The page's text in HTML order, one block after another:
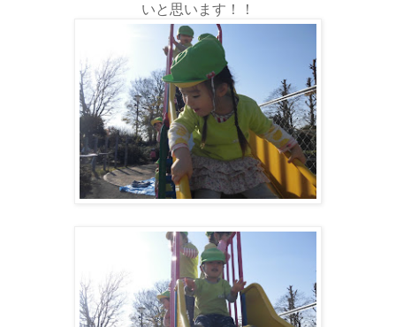
いと思います！！